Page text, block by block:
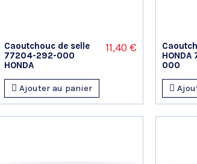
Caoutchouc de selle
77204-292-000
HONDA
11,40 €
Ajouter au panier
000